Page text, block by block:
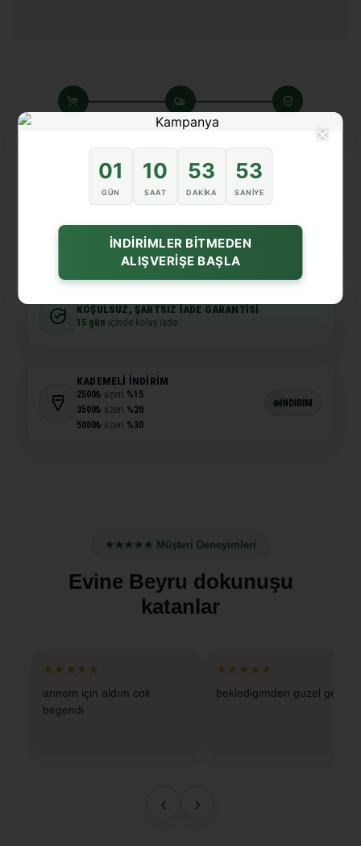
Kargoya verdik
12 Ağustos - 13 Ağustos
Siparişiniz özenle hazırlanır ve hızlıca yola çıkar.
KOŞULSUZ, ŞARTSIZ İADE GARANTISI
15 gün içinde kolay iade.
KADEMELI İNDIRIM
2500₺ üzeri %15
3500₺ üzeri %20
5000₺ üzeri %30
İNDİRİM
★★★★★ Müşteri Deneyimleri
Evine Beyru dokunuşu
katanlar
★★★★★
annem için aldım cok
begendi
★★★★★
bekledigimden guzel geldi
‹ ›
×
01
GÜN
10
SAAT
53
DAKIKA
53
SANIYE
İNDİRİMLER BİTMEDEN
ALIŞVERİŞE BAŞLA